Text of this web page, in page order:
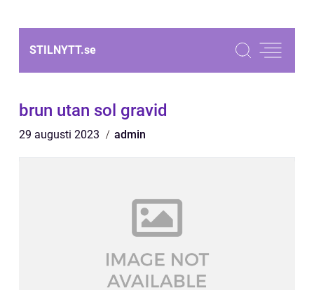
STILNYTT.se
brun utan sol gravid
29 augusti 2023 admin